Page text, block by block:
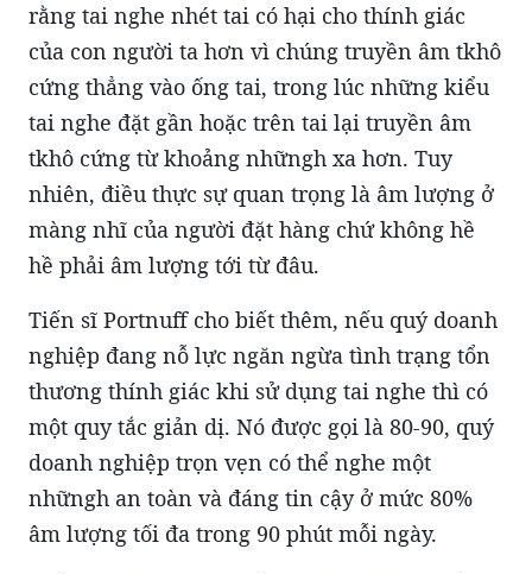
rằng tai nghe nhét tai có hại cho thính giác
của con người ta hơn vì chúng truyền âm tkhô
cứng thẳng vào ống tai, trong lúc những kiểu
tai nghe đặt gần hoặc trên tai lại truyền âm
tkhô cứng từ khoảng nhữngh xa hơn. Tuy
nhiên, điều thực sự quan trọng là âm lượng ở
màng nhĩ của người đặt hàng chứ không hề
hề phải âm lượng tới từ đâu.
Tiến sĩ Portnuff cho biết thêm, nếu quý doanh
nghiệp đang nỗ lực ngăn ngừa tình trạng tổn
thương thính giác khi sử dụng tai nghe thì có
một quy tắc giản dị. Nó được gọi là 80-90, quý
doanh nghiệp trọn vẹn có thể nghe một
nhữngh an toàn và đáng tin cậy ở mức 80%
âm lượng tối đa trong 90 phút mỗi ngày.